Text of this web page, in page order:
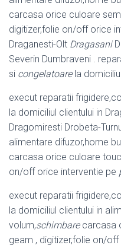
carcasa orice culoare
digitizer,folie on/off orice
Draganesti-Olt Dragasani
Severin Dumbraveni .
si congelatoarela
execut reparatii
la domiciliul clientului in
Dragomiresti Drobeta-
alimentare difuzor,home
carcasa orice culoare
on/off orice interventie pe
execut reparatii
la domiciliul clientului in
volum,schimbarecarcasa
geam , digitizer,folie on/